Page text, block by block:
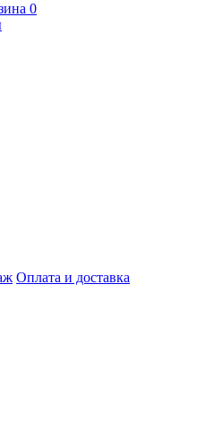
0
Оплата и доставка